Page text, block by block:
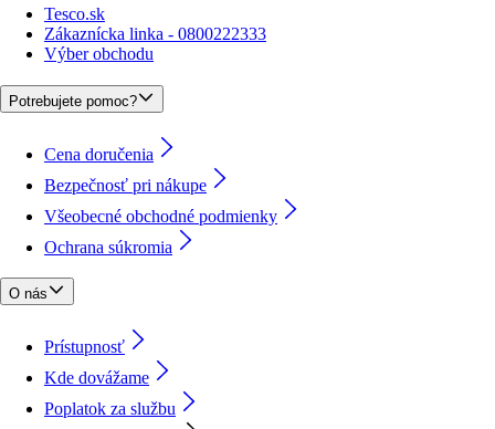
Tesco.sk
Zákaznícka linka - 0800222333
Výber obchodu
Potrebujete pomoc?
Cena doručenia
Bezpečnosť pri nákupe
Všeobecné obchodné podmienky
Ochrana súkromia
O nás
Prístupnosť
Kde dovážame
Poplatok za službu